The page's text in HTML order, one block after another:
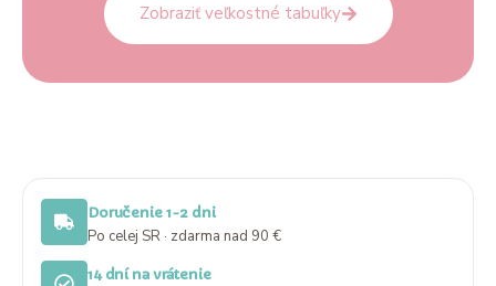
Zobraziť veľkostné tabuľky
Doručenie 1-2 dni
Po celej SR · zdarma nad 90 €
14 dní na vrátenie